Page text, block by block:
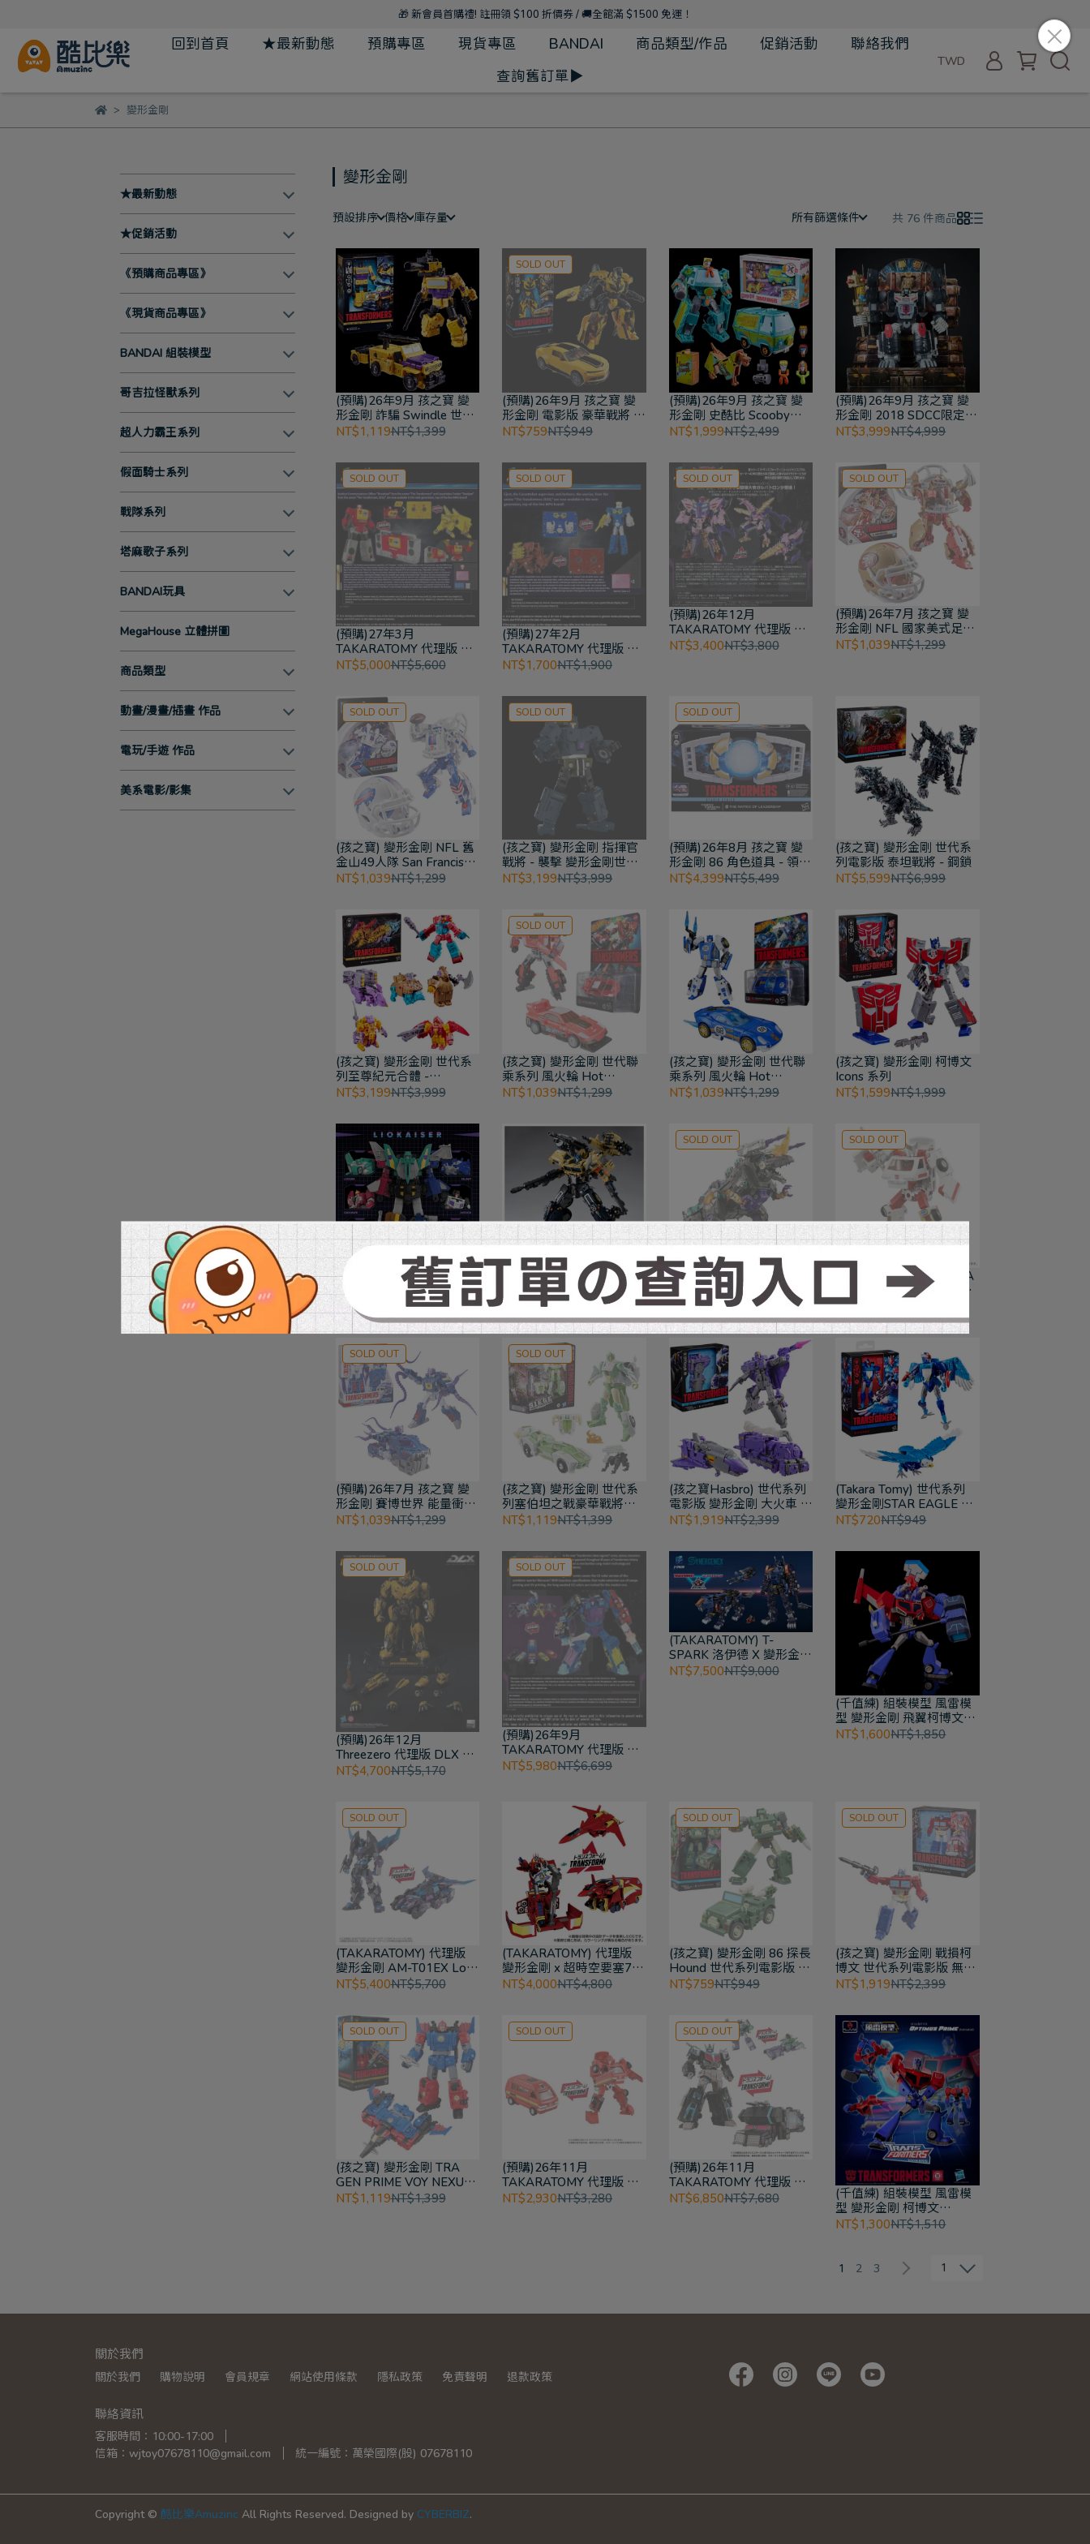
🎁 新會員首購禮! 註冊領 $100 折價券 / 🚚全館滿 $1500 免運！
回到首頁 ★最新動態 預購專區 現貨專區 BANDAI 商品類型/作品 促銷活動
聯絡我們
查詢舊訂單▶
TWD
變形金剛
★最新動態
★促銷活動
《預購商品專區》
《現貨商品專區》
BANDAI 組裝模型
哥吉拉怪獸系列
超人力霸王系列
假面騎士系列
戰隊系列
塔麻歌子系列
BANDAI玩具
MegaHouse 立體拼圖
商品類型
動畫/漫畫/插畫 作品
電玩/手遊 作品
美系電影/影集
變形金剛
預設排序 價格 庫存量 所有篩選條件 共 76 件商品
(預購)26年9月 孩之寶 變
形金剛 詐騙 Swindle 世代
系列至尊紀元 巡弋戰將
NT$1,119NT$1,399
SOLD OUT
(預購)26年9月 孩之寶 變
形金剛 電影版 豪華戰將 -
絕跡重生大黃蜂 變形金剛
NT$759NT$949
(預購)26年9月 孩之寶 變
形金剛 史酷比 Scooby
Doo Mystery Machine 變
NT$1,999NT$2,499
(預購)26年9月 孩之寶 變
形金剛 2018 SDCC限定
Throne of the Primes 王座
NT$3,999NT$4,999
SOLD OUT
(預購)27年3月
TAKARATOMY 代理版 變
形金剛 MPG-25 爆破者
NT$5,000NT$5,600
SOLD OUT
(預購)27年2月
TAKARATOMY 代理版 變
形金剛 MPG-24 發射器
NT$1,700NT$1,900
SOLD OUT
(預購)26年12月
TAKARATOMY 代理版 變
形金剛 NL-05 格威龍
NT$3,400NT$3,800
SOLD OUT
(預購)26年7月 孩之寶 變
形金剛 NFL 國家美式足球
聯盟 變形金剛世代聯乘系
NT$1,039NT$1,299
SOLD OUT
(孩之寶) 變形金剛 NFL 舊
金山49人隊 San Francisco
49ers 變形金剛世代聯乘
NT$1,039NT$1,299
SOLD OUT
(孩之寶) 變形金剛 指揮官
戰將 - 襲擊 變形金剛世代
系列 至尊紀元
NT$3,199NT$3,999
SOLD OUT
(預購)26年8月 孩之寶 變
形金剛 86 角色道具 - 領導
母體 Martix of Leadership
NT$4,399NT$5,499
(孩之寶) 變形金剛 世代系
列電影版 泰坦戰將 - 鋼鎖
NT$5,599NT$6,999
(孩之寶) 變形金剛 世代系
列至尊紀元合體 -
Monstructor
NT$3,199NT$3,999
SOLD OUT
(孩之寶) 變形金剛 世代聯
乘系列 風火輪 Hot
Wheels - GT-Scorcher
NT$1,039NT$1,299
(孩之寶) 變形金剛 世代聯
乘系列 風火輪 Hot
Wheels - El Segundo C
NT$1,039NT$1,299
(孩之寶) 變形金剛 柯博文
Icons 系列
NT$1,599NT$1,999
(現貨)孩之寶 變形金剛 世
代系列 HasLab 眾籌計畫
蓋世群魔 合體金剛 煞星
NT$12,300 NT$13,500
(預購)27年2月 TAKARA
TOMY 代理版 變形金剛
OG-03 柯博文
NT$3,600NT$4,320
SOLD OUT
(預購)26年11月 TAKARA
TOMY 代理版 變形金剛
NL-04 巨風暴
NT$7,250NT$8,700
SOLD OUT
(預購)26年12月 TAKARA
TOMY 代理版 變形金剛
Missing Link C-15 飛輪
NT$2,950
SOLD OUT
(預購)26年7月 孩之寶 變
形金剛 賽博世界 能量衝擊
深海音波
NT$1,039NT$1,299
SOLD OUT
(孩之寶) 變形金剛 世代系
列塞伯坦之戰豪華戰將
Greenlight+武器戰將
NT$1,119NT$1,399
(孩之寶Hasbro) 世代系列
電影版 變形金剛 大火車 無
敵戰將
NT$1,919NT$2,399
(Takara Tomy) 世代系列
變形金剛STAR EAGLE 豪
華戰將
NT$720NT$949
SOLD OUT
(預購)26年12月
Threezero 代理版 DLX 變
形金剛:大黃蜂 大黃蜂 賽博
NT$4,700NT$5,170
SOLD OUT
(預購)26年9月
TAKARATOMY 代理版 變
形金剛 NL-02 汽車大師
NT$5,980NT$6,699
(TAKARATOMY) T-
SPARK 洛伊德 X 變形金剛
X 戴亞克隆 長牙獅 柯博文
NT$7,500NT$9,000
(千值練) 組裝模型 風雷模
型 變形金剛 飛翼柯博文
(Animated)
NT$1,600NT$1,850
SOLD OUT
(TAKARATOMY) 代理版
變形金剛 AM-T01EX Lost
Light 羅德
NT$5,400NT$5,700
(TAKARATOMY) 代理版
變形金剛 x 超時空要塞7
巴薩拉至尊
NT$4,000NT$4,800
SOLD OUT
(孩之寶) 變形金剛 86 探長
Hound 世代系列電影版 豪
華戰將
NT$759NT$949
SOLD OUT
(孩之寶) 變形金剛 戰損柯
博文 世代系列電影版 無敵
戰將
NT$1,919NT$2,399
SOLD OUT
(孩之寶) 變形金剛 TRA
GEN PRIME VOY NEXUS
PRIME
NT$1,119NT$1,399
SOLD OUT
(預購)26年11月
TAKARATOMY 代理版 變
形金剛 Missing Link C-14
NT$2,930NT$3,280
SOLD OUT
(預購)26年11月
TAKARATOMY 代理版 變
形金剛 NL-03 暗黑星辰康
NT$6,850NT$7,680
(千值練) 組裝模型 風雷模
型 變形金剛 柯博文
(Animated)
NT$1,300NT$1,510
1 2 3 1
關於我們
關於我們 購物說明 會員規章 網站使用條款 隱私政策 免責聲明 退款政策
聯絡資訊
客服時間：10:00-17:00
信箱：wjtoy07678110@gmail.com
統一編號：萬榮國際(股) 07678110
Copyright © 酷比樂Amuzinc All Rights Reserved. Designed by CYBERBIZ.